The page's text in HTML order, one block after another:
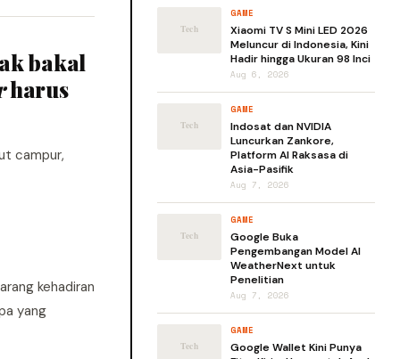
bakal
harus
campur,
kehadiran
yang
GAME
Xiaomi TV S Mini LED 2026
Meluncur di Indonesia, Kini
Hadir hingga Ukuran 98 Inci
Aug 6, 2026
GAME
Indosat dan NVIDIA
Luncurkan Zankore,
Platform AI Raksasa di
Asia-Pasifik
Aug 7, 2026
GAME
Google Buka
Pengembangan Model AI
WeatherNext untuk
Penelitian
Aug 7, 2026
GAME
Google Wallet Kini Punya